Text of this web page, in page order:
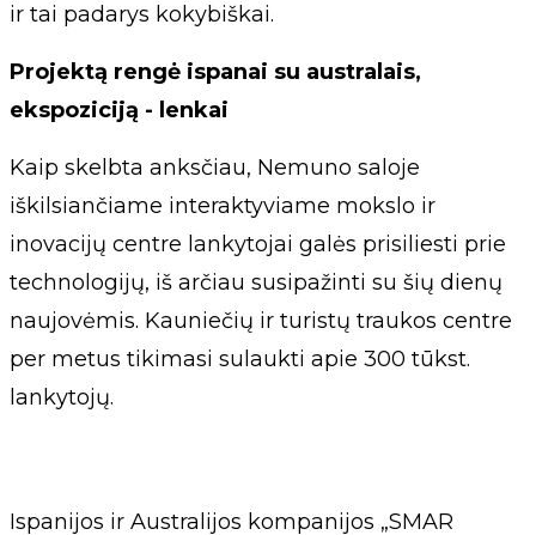
ir tai padarys kokybiškai.
Projektą rengė ispanai su australais,
ekspoziciją - lenkai
Kaip skelbta anksčiau, Nemuno saloje
iškilsiančiame interaktyviame mokslo ir
inovacijų centre lankytojai galės prisiliesti prie
technologijų, iš arčiau susipažinti su šių dienų
naujovėmis. Kauniečių ir turistų traukos centre
per metus tikimasi sulaukti apie 300 tūkst.
lankytojų.
Ispanijos ir Australijos kompanijos „SMAR